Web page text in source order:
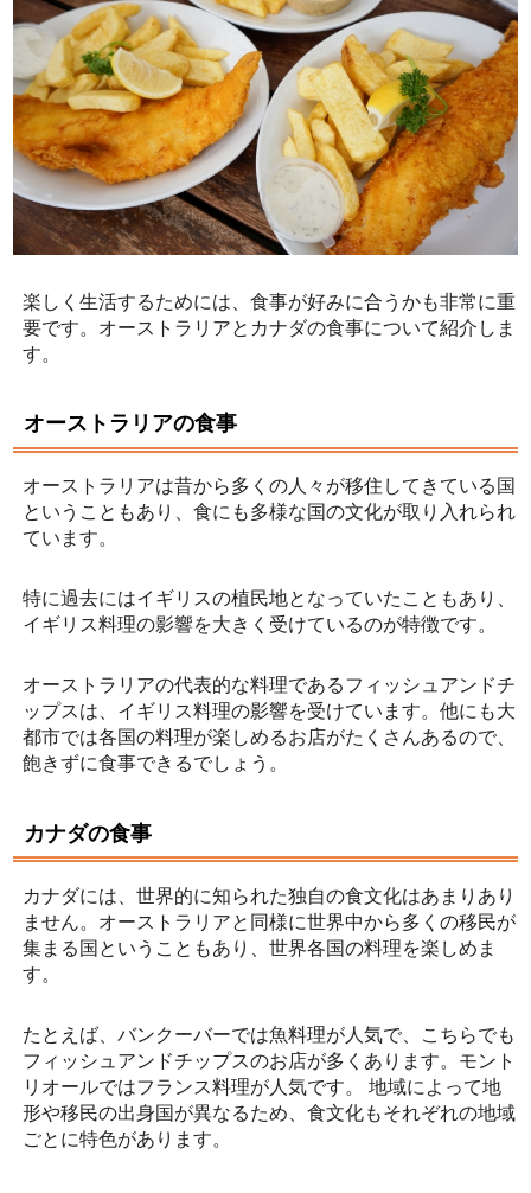
楽しく生活するためには、食事が好みに合うかも非常に重
要です。オーストラリアとカナダの食事について紹介しま
す。
オーストラリアの食事
オーストラリアは昔から多くの人々が移住してきている国
ということもあり、食にも多様な国の文化が取り入れられ
ています。
特に過去にはイギリスの植民地となっていたこともあり、
イギリス料理の影響を大きく受けているのが特徴です。
オーストラリアの代表的な料理であるフィッシュアンドチ
ップスは、イギリス料理の影響を受けています。他にも大
都市では各国の料理が楽しめるお店がたくさんあるので、
飽きずに食事できるでしょう。
カナダの食事
カナダには、世界的に知られた独自の食文化はあまりあり
ません。オーストラリアと同様に世界中から多くの移民が
集まる国ということもあり、世界各国の料理を楽しめま
す。
たとえば、バンクーバーでは魚料理が人気で、こちらでも
フィッシュアンドチップスのお店が多くあります。モント
リオールではフランス料理が人気です。 地域によって地
形や移民の出身国が異なるため、食文化もそれぞれの地域
ごとに特色があります。